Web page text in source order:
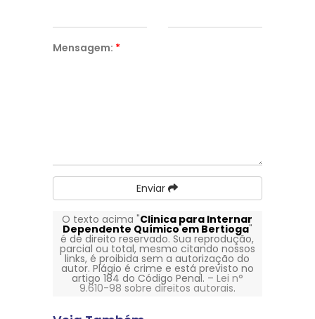
Mensagem: *
Enviar
O texto acima "Clinica para Internar
Dependente Químico em Bertioga"
é de direito reservado. Sua reprodução,
parcial ou total, mesmo citando nossos
links, é proibida sem a autorização do
autor. Plágio é crime e está previsto no
artigo 184 do Código Penal. – Lei n°
9.610-98 sobre direitos autorais.